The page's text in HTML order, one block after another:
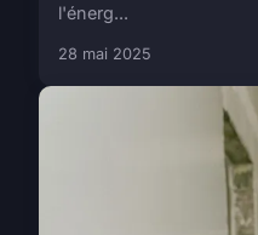
l'énerg...
28 mai 2025